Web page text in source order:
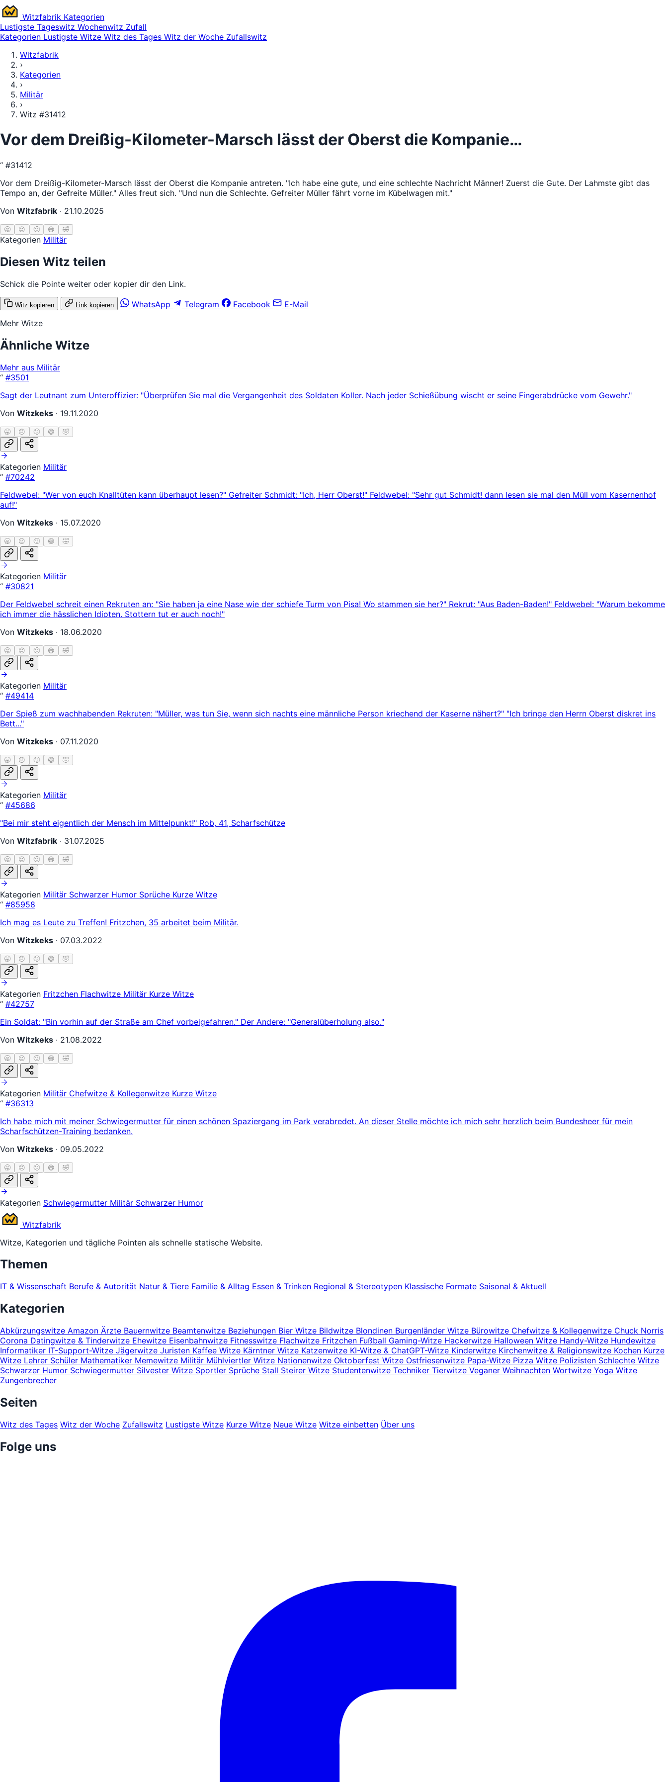
Witzfabrik Kategorien
Lustigste Tageswitz Wochenwitz Zufall
Kategorien Lustigste Witze Witz des Tages Witz der Woche Zufallswitz
Witzfabrik
›
Kategorien
›
Militär
›
Witz #31412
Vor dem Dreißig-Kilometer-Marsch lässt der Oberst die Kompanie…
“ #31412
Vor dem Dreißig-Kilometer-Marsch lässt der Oberst die Kompanie antreten. "Ich habe eine gute, und eine schlechte Nachricht Männer! Zuerst die Gute. Der Lahmste gibt das
Tempo an, der Gefreite Müller." Alles freut sich. "Und nun die Schlechte. Gefreiter Müller fährt vorne im Kübelwagen mit."
Von Witzfabrik · 21.10.2025
🥱 😐 🙂 😄 🤣
Kategorien Militär
Diesen Witz teilen
Schick die Pointe weiter oder kopier dir den Link.
Witz kopieren Link kopieren WhatsApp Telegram Facebook
E-Mail
Mehr Witze
Ähnliche Witze
Mehr aus Militär
“ #3501
Sagt der Leutnant zum Unteroffizier: "Überprüfen Sie mal die Vergangenheit des Soldaten Koller. Nach jeder Schießübung wischt er seine Fingerabdrücke vom Gewehr."
Von Witzkeks · 19.11.2020
🥱 😐 🙂 😄 🤣
Kategorien Militär
“ #70242
Feldwebel: "Wer von euch Knalltüten kann überhaupt lesen?" Gefreiter Schmidt: "Ich, Herr Oberst!" Feldwebel: "Sehr gut Schmidt! dann lesen sie mal den Müll vom Kasernenhof
auf!"
Von Witzkeks · 15.07.2020
🥱 😐 🙂 😄 🤣
Kategorien Militär
“ #30821
Der Feldwebel schreit einen Rekruten an: "Sie haben ja eine Nase wie der schiefe Turm von Pisa! Wo stammen sie her?" Rekrut: "Aus Baden-Baden!" Feldwebel: "Warum bekomme
ich immer die hässlichen Idioten. Stottern tut er auch noch!"
Von Witzkeks · 18.06.2020
🥱 😐 🙂 😄 🤣
Kategorien Militär
“ #49414
Der Spieß zum wachhabenden Rekruten: "Müller, was tun Sie, wenn sich nachts eine männliche Person kriechend der Kaserne nähert?" "Ich bringe den Herrn Oberst diskret ins
Bett..."
Von Witzkeks · 07.11.2020
🥱 😐 🙂 😄 🤣
Kategorien Militär
“ #45686
"Bei mir steht eigentlich der Mensch im Mittelpunkt!" Rob, 41, Scharfschütze
Von Witzfabrik · 31.07.2025
🥱 😐 🙂 😄 🤣
Kategorien Militär Schwarzer Humor Sprüche Kurze Witze
“ #85958
Ich mag es Leute zu Treffen! Fritzchen, 35 arbeitet beim Militär.
Von Witzkeks · 07.03.2022
🥱 😐 🙂 😄 🤣
Kategorien Fritzchen Flachwitze Militär Kurze Witze
“ #42757
Ein Soldat: "Bin vorhin auf der Straße am Chef vorbeigefahren." Der Andere: "Generalüberholung also."
Von Witzkeks · 21.08.2022
🥱 😐 🙂 😄 🤣
Kategorien Militär Chefwitze & Kollegenwitze Kurze Witze
“ #36313
Ich habe mich mit meiner Schwiegermutter für einen schönen Spaziergang im Park verabredet. An dieser Stelle möchte ich mich sehr herzlich beim Bundesheer für mein
Scharfschützen-Training bedanken.
Von Witzkeks · 09.05.2022
🥱 😐 🙂 😄 🤣
Kategorien Schwiegermutter Militär Schwarzer Humor
Witzfabrik
Witze, Kategorien und tägliche Pointen als schnelle statische Website.
Themen
IT & Wissenschaft Berufe & Autorität Natur & Tiere Familie & Alltag Essen & Trinken Regional & Stereotypen Klassische Formate Saisonal & Aktuell
Kategorien
Abkürzungswitze Amazon Ärzte Bauernwitze Beamtenwitze Beziehungen Bier Witze Bildwitze Blondinen Burgenländer Witze Bürowitze Chefwitze & Kollegenwitze Chuck Norris
Corona Datingwitze & Tinderwitze Ehewitze Eisenbahnwitze Fitnesswitze Flachwitze Fritzchen Fußball Gaming-Witze Hackerwitze Halloween Witze Handy-Witze Hundewitze
Informatiker IT-Support-Witze Jägerwitze Juristen Kaffee Witze Kärntner Witze Katzenwitze KI-Witze & ChatGPT-Witze Kinderwitze Kirchenwitze & Religionswitze Kochen Kurze
Witze Lehrer Schüler Mathematiker Memewitze Militär Mühlviertler Witze Nationenwitze Oktoberfest Witze Ostfriesenwitze Papa-Witze Pizza Witze Polizisten Schlechte Witze
Schwarzer Humor Schwiegermutter Silvester Witze Sportler Sprüche Stall Steirer Witze Studentenwitze Techniker Tierwitze Veganer Weihnachten Wortwitze Yoga Witze
Zungenbrecher
Seiten
Witz des Tages Witz der Woche Zufallswitz Lustigste Witze Kurze Witze Neue Witze Witze einbetten Über uns
Folge uns